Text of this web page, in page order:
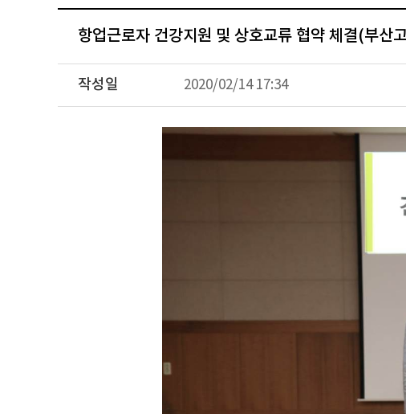
항업근로자 건강지원 및 상호교류 협약 체결(부산
작성일 2020/02/14 17:34